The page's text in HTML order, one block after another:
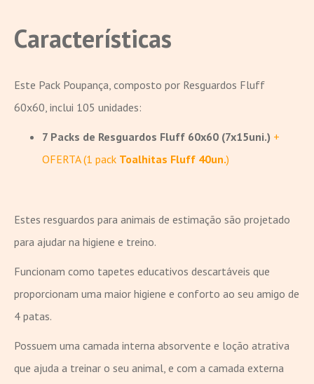
Características
Este Pack Poupança, composto por Resguardos Fluff
60x60, inclui 105 unidades:
7 Packs de Resguardos Fluff 60x60 (7x15uni.) +
OFERTA (1 pack Toalhitas Fluff 40un.)
Estes resguardos para animais de estimação são projetado
para ajudar na higiene e treino.
Funcionam como tapetes educativos descartáveis que
proporcionam uma maior higiene e conforto ao seu amigo de
4 patas.
Possuem uma camada interna absorvente e loção atrativa
que ajuda a treinar o seu animal, e com a camada externa